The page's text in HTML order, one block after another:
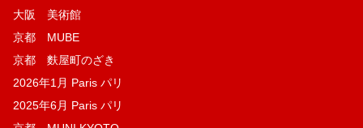
大阪 美術館
京都 MUBE
京都 麩屋町のざき
2026年1月 Paris パリ
2025年6月 Paris パリ